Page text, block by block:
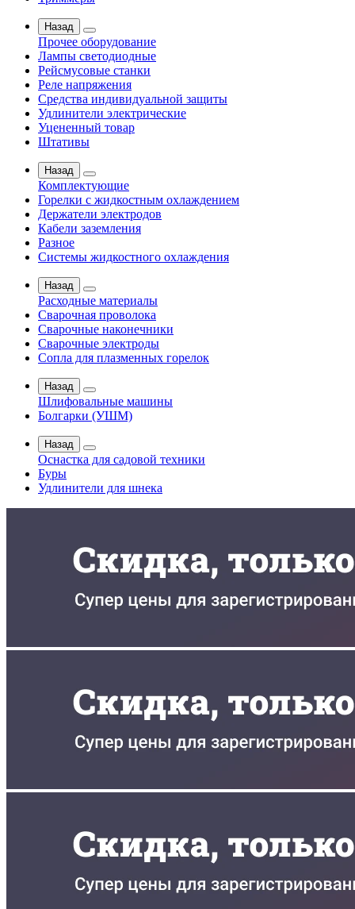
Назад
Прочее оборудование
Лампы светодиодные
Рейсмусовые станки
Реле напряжения
Средства индивидуальной защиты
Удлинители электрические
Уцененный товар
Штативы
Назад
Комплектующие
Горелки с жидкостным охлаждением
Держатели электродов
Кабели заземления
Разное
Системы жидкостного охлаждения
Назад
Расходные материалы
Сварочная проволока
Сварочные наконечники
Сварочные электроды
Сопла для плазменных горелок
Назад
Шлифовальные машины
Болгарки (УШМ)
Назад
Оснастка для садовой техники
Буры
Удлинители для шнека